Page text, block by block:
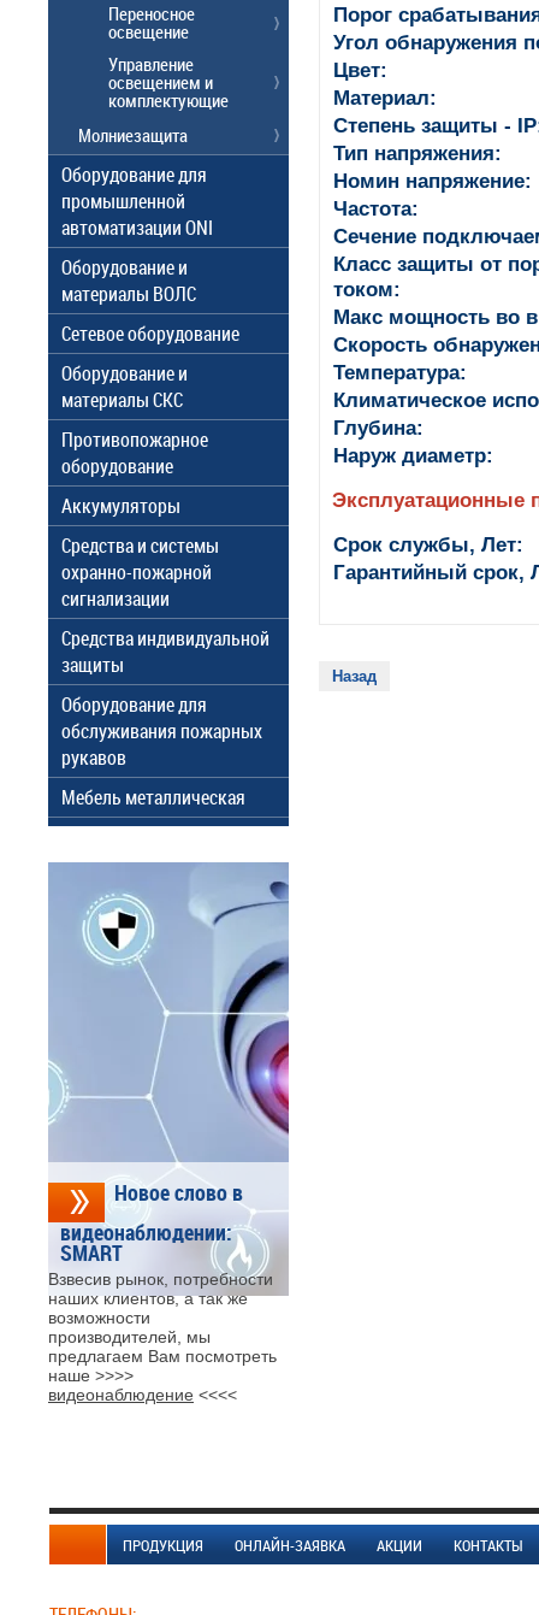
Порог
Угол обнаружения
Цвет:
Материал:
Степень защиты -
Тип напряжения:
Номин напряжение:
Частота:
Сечение
Класс защиты от
током:
Макс мощность во
Скорость
Температура:
Климатическое
Глубина:
Наруж диаметр:
Эксплуатационные
Срок службы, Лет:
Гарантийный срок,
Назад
Переносное
освещение
Управление
освещением и
комплектующие
Молниезащита
Оборудование для
промышленной
автоматизации ONI
Оборудование и
материалы ВОЛС
Сетевое оборудование
Оборудование и
материалы СКС
Противопожарное
оборудование
Аккумуляторы
Средства и системы
охранно-пожарной
сигнализации
Средства индивидуальной
защиты
Оборудование для
обслуживания пожарных
рукавов
Мебель металлическая
Новое слово в
видеонаблюдении:
SMART
Взвесив рынок, потребности
наших клиентов, а так же
возможности
производителей, мы
предлагаем Вам посмотреть
наше >>>>
видеонаблюдение <<<<
ПРОДУКЦИЯ ОНЛАЙН-ЗАЯВКА АКЦИИ КОНТАКТЫ